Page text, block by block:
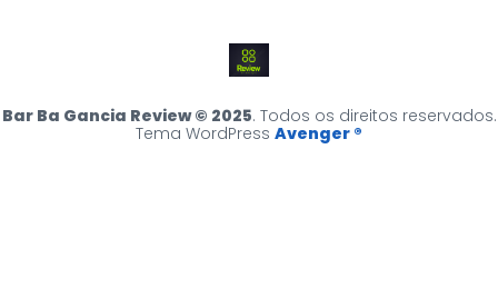
Bar Ba Gancia Review © 2025. Todos os direitos reservados.
Tema WordPress Avenger ®